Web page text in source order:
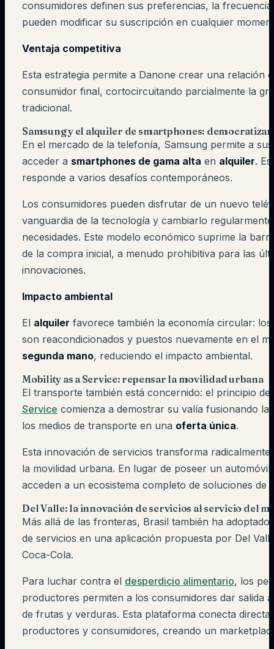
consumidores definen sus preferencias, la
pueden modificar su suscripción en cualquier
Ventaja competitiva
Esta estrategia permite a Danone crear una relación
consumidor final, cortocircuitando parcialmente la
tradicional.
Samsung y el alquiler de smartphones:
En el mercado de la telefonía, Samsung permite a
acceder a smartphones de gama alta en alquiler.
responde a varios desafíos contemporáneos.
Los consumidores pueden disfrutar de un nuevo
vanguardia de la tecnología y cambiarlo
necesidades. Este modelo económico suprime la
de la compra inicial, a menudo prohibitiva para las
innovaciones.
Impacto ambiental
El alquiler favorece también la economía circular: los
son reacondicionados y puestos nuevamente en el
segunda mano, reduciendo el impacto ambiental.
Mobility as a Service: repensar la movilidad urbana
El transporte también está concernido: el principio
Service comienza a demostrar su valía fusionando la
los medios de transporte en una oferta única.
Esta innovación de servicios transforma
la movilidad urbana. En lugar de poseer un
acceden a un ecosistema completo de soluciones de
Del Valle: la innovación de servicios al servicio del
Más allá de las fronteras, Brasil también ha adoptado
de servicios en una aplicación propuesta por Del
Coca-Cola.
Para luchar contra el desperdicio alimentario, los
productores permiten a los consumidores dar salida
de frutas y verduras. Esta plataforma conecta
productores y consumidores, creando un